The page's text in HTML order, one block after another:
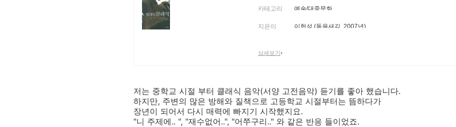
카테고리
예술/대중문화
지은이 이헌석 (돋을새김, 2007년)
상세보기
저는 중학교 시절 부터 클래식 음악(서양 고전음악) 듣기를 좋아 했습니다.
하지만, 주변의 많은 방해와 질책으로 고등학교 시절부터는 뜸하다가
장년이 되어서 다시 매력에 빠지기 시작했지요.
"니 주제에.. ", "재수없어..", "어쭈구리.." 와 같은 반응 들이었죠.